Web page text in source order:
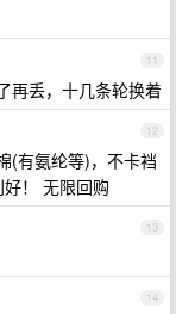
11
再丢，十几条轮换着
12
(有氨纶等)，不卡裆
！ 无限回购
13
14